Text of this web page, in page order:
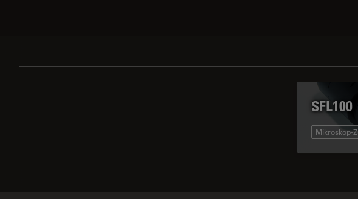
SFL100
Mikroskop-